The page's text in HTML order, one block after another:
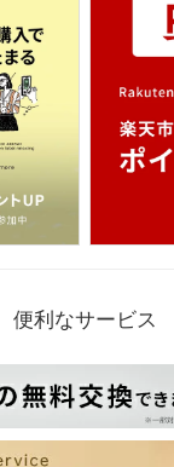
便利なサービス